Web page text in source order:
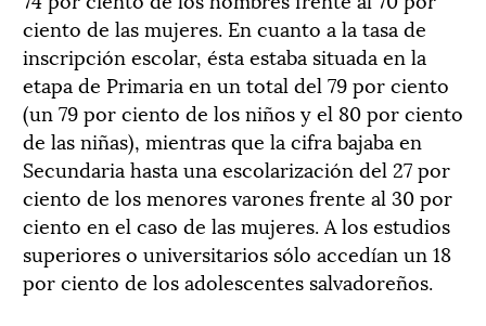
ciento de las mujeres. En cuanto a la tasa de
inscripción escolar, ésta estaba situada en la
etapa de Primaria en un total del 79 por ciento
(un 79 por ciento de los niños y el 80 por ciento
de las niñas), mientras que la cifra bajaba en
Secundaria hasta una escolarización del 27 por
ciento de los menores varones frente al 30 por
ciento en el caso de las mujeres. A los estudios
superiores o universitarios sólo accedían un 18
por ciento de los adolescentes salvadoreños.